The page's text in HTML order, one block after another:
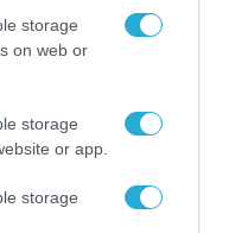
storage
on web or
storage
or app.
storage